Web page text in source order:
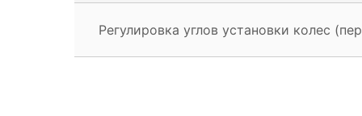
Регулировка углов установки колес